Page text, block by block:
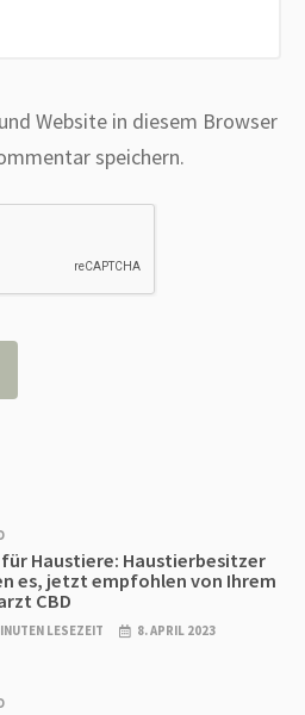
Website in diesem Browser
speichern.
für Haustiere: Haustierbesitzer
es, jetzt empfohlen von Ihrem
CBD
LESEZEIT 8. APRIL 2023